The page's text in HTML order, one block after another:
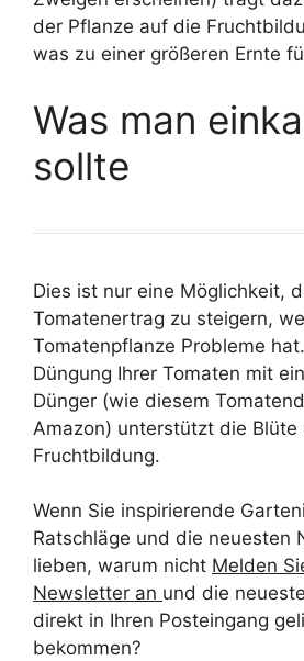
der Pflanze auf die
was zu einer größeren Ernte
Was man
sollte
Dies ist nur eine Möglichkeit,
Tomatenertrag zu steigern,
Tomatenpflanze Probleme
Düngung Ihrer Tomaten mit
Dünger (wie diesem
Amazon) unterstützt die Blüte
Fruchtbildung.
Wenn Sie inspirierende
Ratschläge und die neuesten
lieben, warum nicht Melden
Newsletter an und die
direkt in Ihren Posteingang
bekommen?